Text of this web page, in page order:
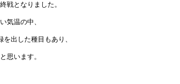
戦となりました。
気温の中、
出した種目もあり、
思います。